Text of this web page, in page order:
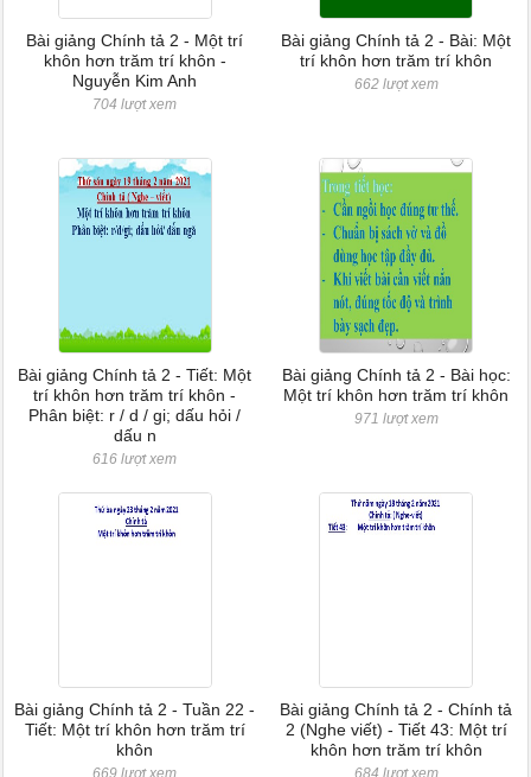
Bài giảng Chính tả 2 - Một trí
khôn hơn trăm trí khôn -
Nguyễn Kim Anh
704 lượt xem
Bài giảng Chính tả 2 - Bài: Một
trí khôn hơn trăm trí khôn
662 lượt xem
Bài giảng Chính tả 2 - Tiết: Một
trí khôn hơn trăm trí khôn -
Phân biệt: r / d / gi; dấu hỏi /
dấu n
616 lượt xem
Bài giảng Chính tả 2 - Bài học:
Một trí khôn hơn trăm trí khôn
971 lượt xem
Bài giảng Chính tả 2 - Tuần 22 -
Tiết: Một trí khôn hơn trăm trí
khôn
669 lượt xem
Bài giảng Chính tả 2 - Chính tả
2 (Nghe viết) - Tiết 43: Một trí
khôn hơn trăm trí khôn
684 lượt xem